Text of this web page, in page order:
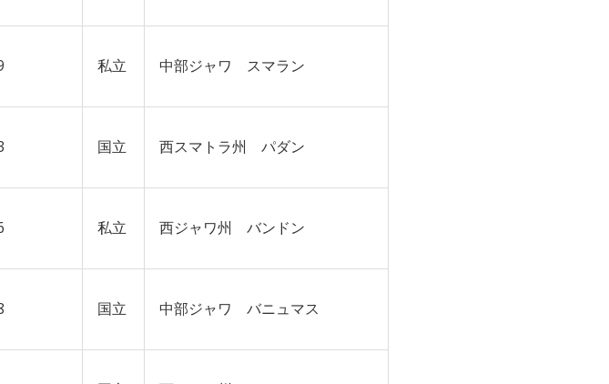
私立 中部ジャワ スマラン
国立 西スマトラ州 パダン
私立 西ジャワ州 バンドン
国立 中部ジャワ バニュマス